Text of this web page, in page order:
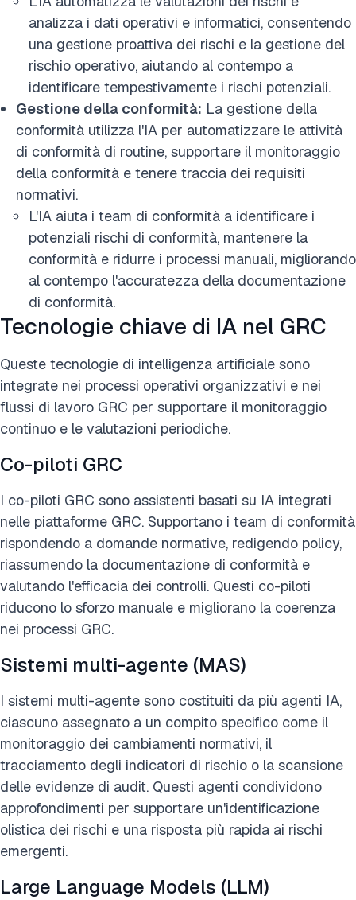
analizza i dati operativi e informatici, consentendo
una gestione proattiva dei rischi e la gestione del
rischio operativo, aiutando al contempo a
identificare tempestivamente i rischi potenziali.
Gestione della conformità: La gestione della
conformità utilizza l'IA per automatizzare le attività
di conformità di routine, supportare il monitoraggio
della conformità e tenere traccia dei requisiti
normativi.
L'IA aiuta i team di conformità a identificare i
potenziali rischi di conformità, mantenere la
conformità e ridurre i processi manuali, migliorando
al contempo l'accuratezza della documentazione
di conformità.
Tecnologie chiave di IA nel GRC
Queste tecnologie di intelligenza artificiale sono
integrate nei processi operativi organizzativi e nei
flussi di lavoro GRC per supportare il monitoraggio
continuo e le valutazioni periodiche.
Co-piloti GRC
I co-piloti GRC sono assistenti basati su IA integrati
nelle piattaforme GRC. Supportano i team di conformità
rispondendo a domande normative, redigendo policy,
riassumendo la documentazione di conformità e
valutando l'efficacia dei controlli. Questi co-piloti
riducono lo sforzo manuale e migliorano la coerenza
nei processi GRC.
Sistemi multi-agente (MAS)
I sistemi multi-agente sono costituiti da più agenti IA,
ciascuno assegnato a un compito specifico come il
monitoraggio dei cambiamenti normativi, il
tracciamento degli indicatori di rischio o la scansione
delle evidenze di audit. Questi agenti condividono
approfondimenti per supportare un'identificazione
olistica dei rischi e una risposta più rapida ai rischi
emergenti.
Large Language Models (LLM)